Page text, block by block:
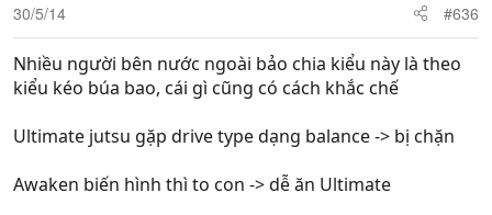
30/5/14 #636
Nhiều người bên nước ngoài bảo chia kiểu này là theo
kiểu kéo búa bao, cái gì cũng có cách khắc chế
Ultimate jutsu gặp drive type dạng balance -> bị chặn
Awaken biến hình thì to con -> dễ ăn Ultimate